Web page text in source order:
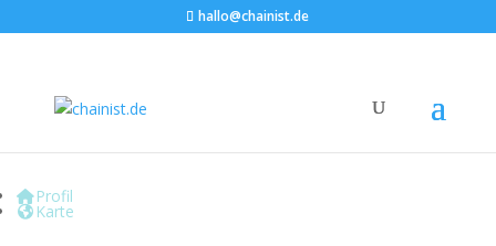
hallo@chainist.de
Chainist.de
Profil
Karte